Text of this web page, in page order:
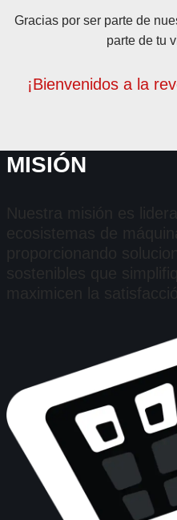
Gracias por ser parte de
parte de tu
¡Bienvenidos a la
MISIÓN
Nuestra misión es
ecosistemas de
proporcionando
sostenibles que
maximicen la